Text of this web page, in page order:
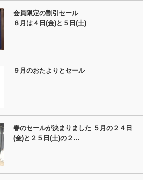
会員限定の割引セール
８月は４日(金)と５日(土)
９月のおたよりとセール
春のセールが決まりました ５月の２４日
(金)と２５日(土)の２…